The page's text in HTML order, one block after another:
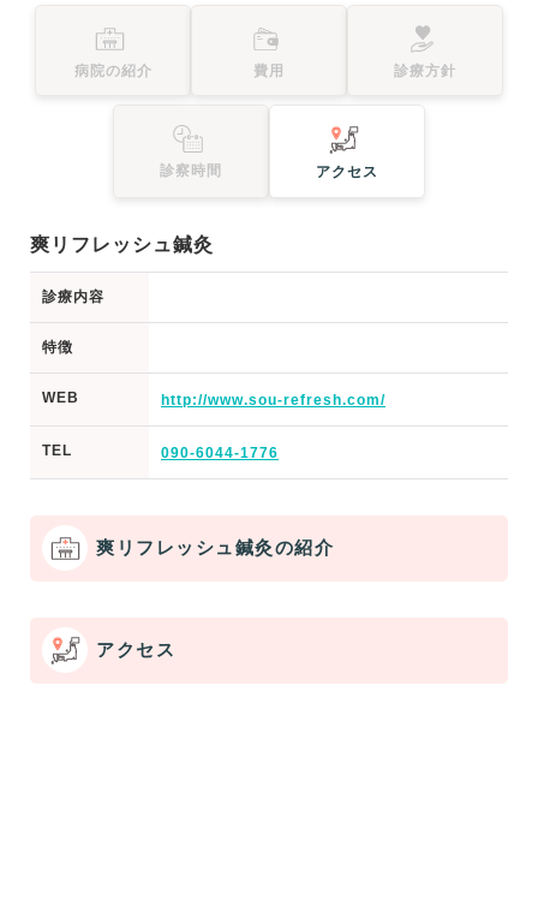
病院の紹介 費用 診療方針
診察時間 アクセス
爽リフレッシュ鍼灸
診療内容
特徴
WEB http://www.sou-refresh.com/
TEL 090-6044-1776
爽リフレッシュ鍼灸の紹介
アクセス